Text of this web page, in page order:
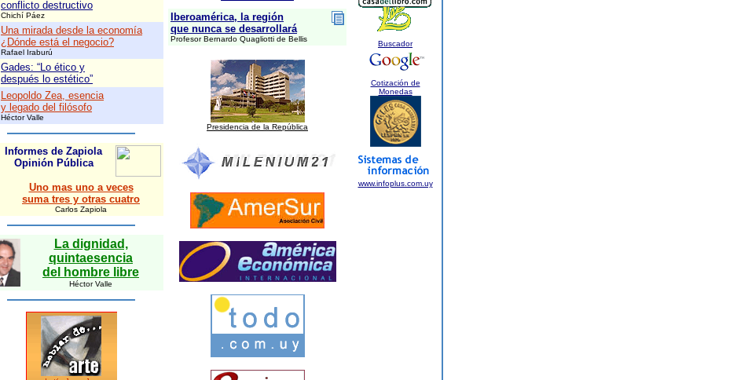
conflicto destructivo
Chichí Páez
Una mirada desde la economía
¿Dónde está el negocio?
Rafael Iraburú
Gades: “Lo ético y
después lo estético”
Leopoldo Zea, esencia
y legado del filósofo
Héctor Valle
Informes de Zapiola
Opinión Pública
Uno mas uno a veces
suma tres y otras cuatro
Carlos Zapiola
La dignidad,
quintaesencia
del hombre libre
Héctor Valle
Iberoamérica, la región
que nunca se desarrollará
Profesor Bernardo Quagliotti de Bellis
Presidencia de la República
Buscador
Cotización de
Monedas
www.infoplus.com.uy